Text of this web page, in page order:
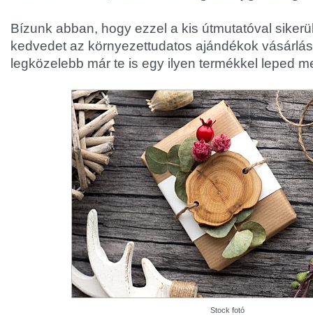
Bízunk abban, hogy ezzel a kis útmutatóval
kedvedet az környezettudatos ajándékok
legközelebb már te is egy ilyen termékkel leped
Stock fotó